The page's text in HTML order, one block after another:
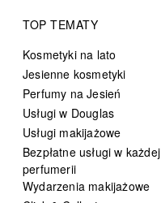
TOP TEMATY
Kosmetyki na lato
Jesienne kosmetyki
Perfumy na Jesień
Usługi w Douglas
Usługi makijażowe
Bezpłatne usługi w każdej
perfumerii
Wydarzenia makijażowe